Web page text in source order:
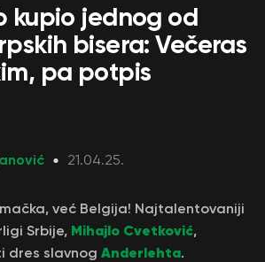
kupio jednog od
bisera: Večeras
pa potpis
21.04.25.
već Belgija! Najtalentovaniji
Srbije, Mihajlo Cvetković,
dres slavnog Anderlehta.